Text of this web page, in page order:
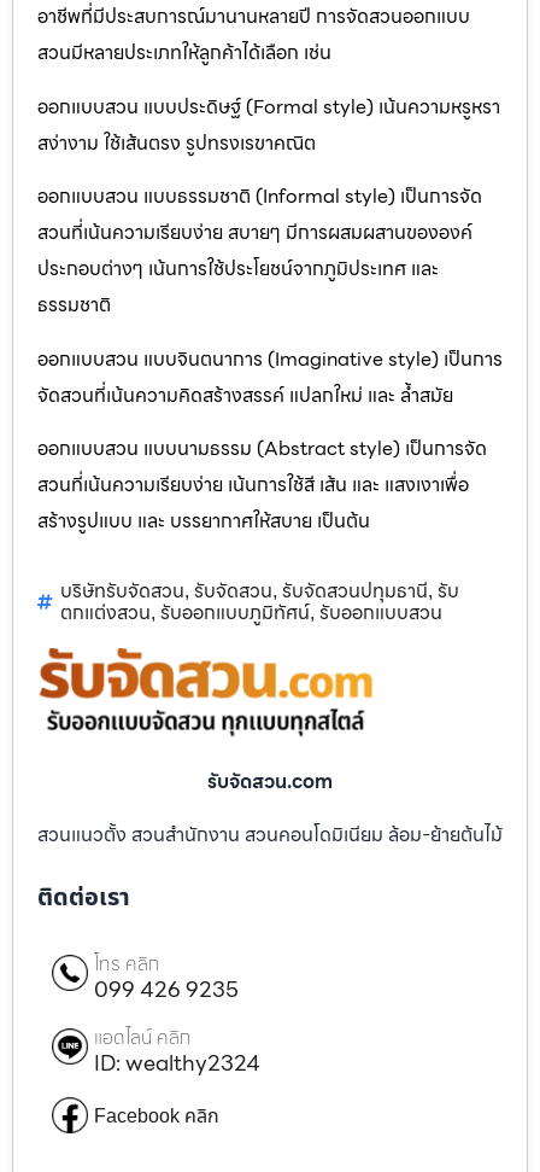
อาชีพที่มีประสบการณ์มานานหลายปี การจัดสวนออกแบบ
สวนมีหลายประเภทให้ลูกค้าได้เลือก เช่น
ออกแบบสวน แบบประดิษฐ์ (Formal style) เน้นความหรูหรา
สง่างาม ใช้เส้นตรง รูปทรงเรขาคณิต
ออกแบบสวน แบบธรรมชาติ (Informal style) เป็นการจัด
สวนที่เน้นความเรียบง่าย สบายๆ มีการผสมผสานขององค์
ประกอบต่างๆ เน้นการใช้ประโยชน์จากภูมิประเทศ และ
ธรรมชาติ
ออกแบบสวน แบบจินตนาการ (Imaginative style) เป็นการ
จัดสวนที่เน้นความคิดสร้างสรรค์ แปลกใหม่ และ ล้ำสมัย
ออกแบบสวน แบบนามธรรม (Abstract style) เป็นการจัด
สวนที่เน้นความเรียบง่าย เน้นการใช้สี เส้น และ แสงเงาเพื่อ
สร้างรูปแบบ และ บรรยากาศให้สบาย เป็นต้น
บริษัทรับจัดสวน, รับจัดสวน, รับจัดสวนปทุมธานี, รับ
ตกแต่งสวน, รับออกแบบภูมิทัศน์, รับออกแบบสวน
รับจัดสวน.com
สวนแนวตั้ง สวนสำนักงาน สวนคอนโดมิเนียม ล้อม-ย้ายต้นไม้
ติดต่อเรา
โทร คลิก
099 426 9235
แอดไลน์ คลิก
ID: wealthy2324
Facebook คลิก